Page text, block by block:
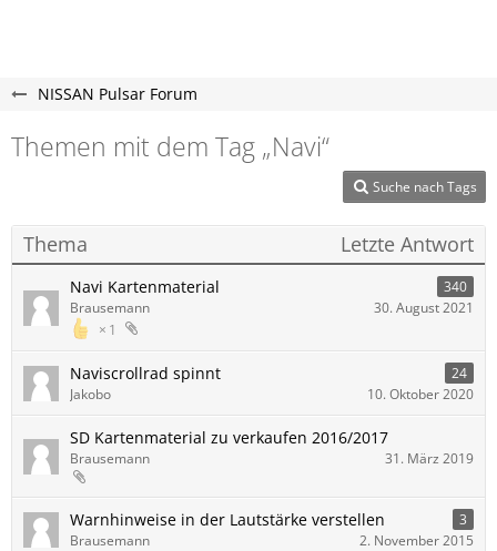
NISSAN Pulsar Forum
Themen mit dem Tag „Navi“
Suche nach Tags
Thema Letzte Antwort
Navi Kartenmaterial 340
1
Brausemann 30. August 2021
Naviscrollrad spinnt
24
Jakobo
10. Oktober 2020
SD Kartenmaterial zu verkaufen 2016/2017
Brausemann 31. März 2019
Warnhinweise in der Lautstärke verstellen
3
Brausemann
2. November 2015